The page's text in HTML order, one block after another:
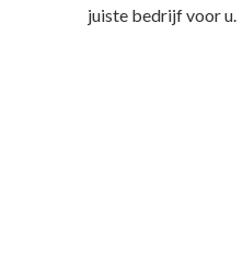
juiste bedrijf voor u.